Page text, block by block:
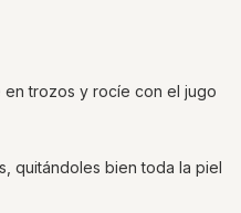
trozos y rocíe con el jugo
quitándoles bien toda la piel